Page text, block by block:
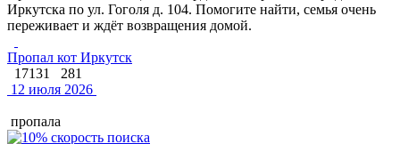
Иркутска по ул. Гоголя д. 104. Помогите найти, семья очень
переживает и ждёт возвращения домой.
Пропал кот Иркутск
17131
281
12 июля 2026
пропала